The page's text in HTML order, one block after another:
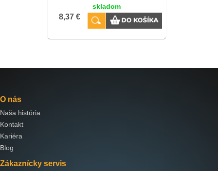
skladom
8,37 €
O nás
Naša história
Kontakt
Kariéra
Blog
Zákaznícky servis